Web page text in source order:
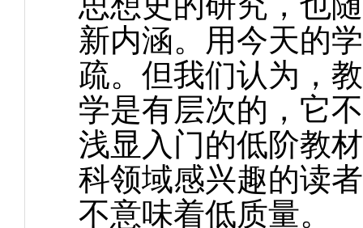
新内涵。用今天的
疏。但我们认为，
学是有层次的，它
浅显入门的低阶教
科领域感兴趣的读
不意味着低质量。